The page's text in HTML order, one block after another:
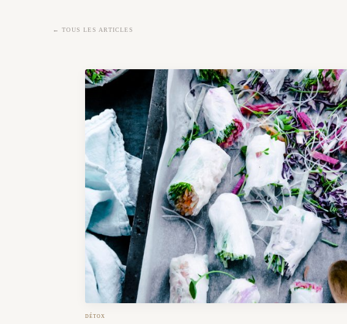
← TOUS LES ARTICLES
DÉTOX